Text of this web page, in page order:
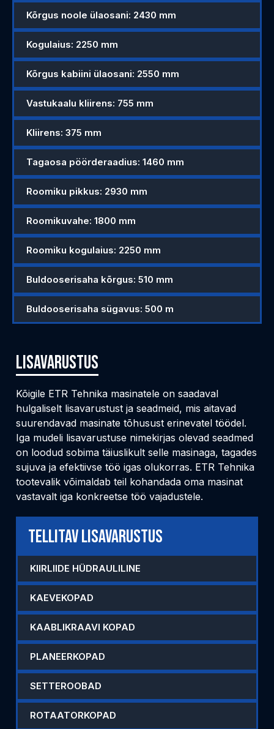
Kõrgus noole ülaosani: 2430 mm
Kogulaius: 2250 mm
Kõrgus kabiini ülaosani: 2550 mm
Vastukaalu kliirens: 755 mm
Kliirens: 375 mm
Tagaosa pöörderaadius: 1460 mm
Roomiku pikkus: 2930 mm
Roomikuvahe: 1800 mm
Roomiku kogulaius: 2250 mm
Buldooserisaha kõrgus: 510 mm
Buldooserisaha sügavus: 500 m
Lisavarustus
Kõigile ETR Tehnika masinatele on saadaval
hulgaliselt lisavarustust ja seadmeid, mis aitavad
suurendavad masinate tõhusust erinevatel töödel.
Iga mudeli lisavarustuse nimekirjas olevad seadmed
on loodud sobima täiuslikult selle masinaga, tagades
sujuva ja efektiivse töö igas olukorras. ETR Tehnika
tootevalik võimaldab teil kohandada oma masinat
vastavalt iga konkreetse töö vajadustele.
Tellitav lisavarustus
KIIRLIIDE HÜDRAULILINE
KAEVEKOPAD
KAABLIKRAAVI KOPAD
PLANEERKOPAD
SETTEROOBAD
ROTAATORKOPAD